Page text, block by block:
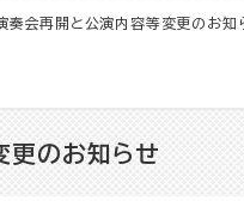
奏会再開と公演内容等変更のお知
更のお知らせ